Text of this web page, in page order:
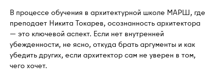
В процессе обучения в архитектурной школе МАРШ, где
преподает Никита Токарев, осознанность архитектора
— это ключевой аспект. Если нет внутренней
убежденности, не ясно, откуда брать аргументы и как
убедить других, если архитектор сам не уверен в том,
чего хочет.